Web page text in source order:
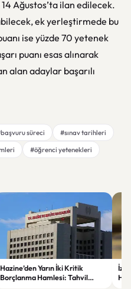
Ağustos’ta ilan edilecek.
ek yerleştirmede bu
ise yüzde 70 yetenek
puanı esas alınarak
alan adaylar başarılı
süreci
#sınav tarihleri
#öğrenci yetenekleri
Hazine’den Yarın İki Kritik
Borçlanma Hamlesi: Tahvil